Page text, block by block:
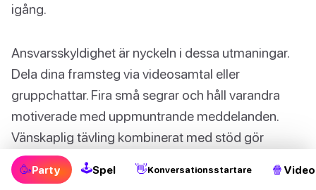
igång.
Ansvarsskyldighet är nyckeln i dessa utmaningar.
Dela dina framsteg via videosamtal eller
gruppchattar. Fira små segrar och håll varandra
motiverade med uppmuntrande meddelanden.
Vänskaplig tävling kombinerat med stöd gör
träning roligt och hjälper till att upprätthålla dessa
viktiga band!
🥳Party 🕹Spel 👋Konversationsstartare 🍿